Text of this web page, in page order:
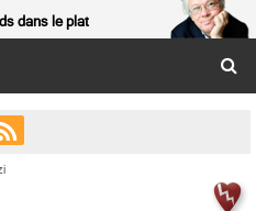
dans le plat